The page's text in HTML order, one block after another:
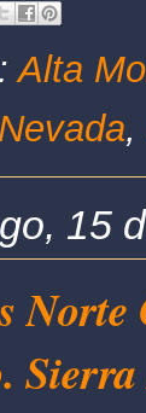
Alta
,
15
Norte
Sierra